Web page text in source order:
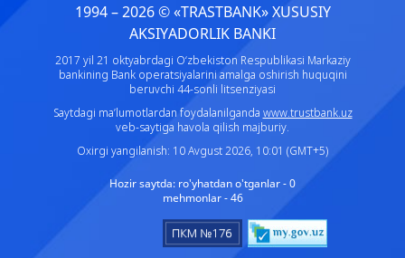
1994 – 2026 © «TRASTBANK» ХUSUSIY
AKSIYADORLIK BANKI
2017 yil 21 oktyabrdagi O‘zbekiston Respublikasi Markaziy
bankining Bank operatsiyalarini amalga oshirish huquqini
beruvchi 44-sonli litsenziyasi
Saytdagi ma’lumotlardan foydalanilganda www.trustbank.uz
veb-saytiga havola qilish majburiy.
Oxirgi yangilanish: 10 Avgust 2026, 10:01 (GMT+5)
Hozir saytda: ro'yhatdan o'tganlar - 0
mehmonlar - 46